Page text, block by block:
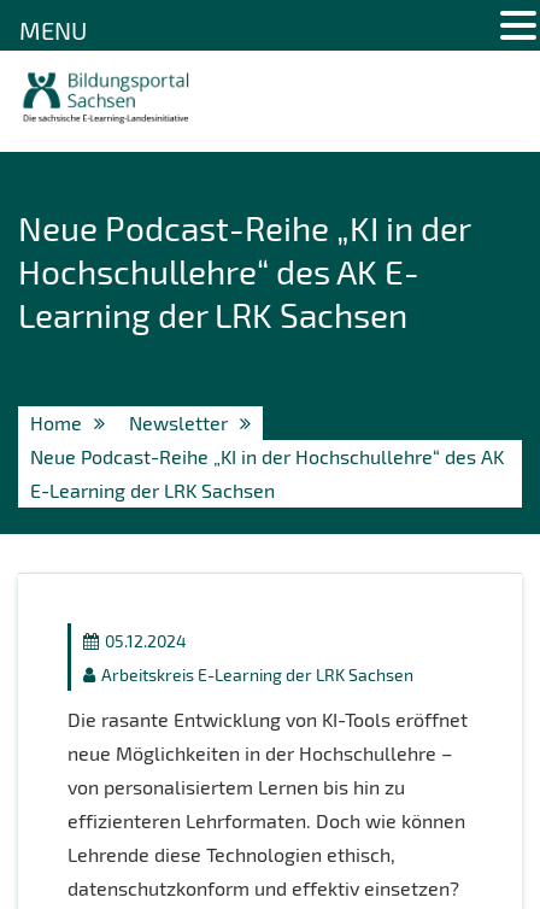
Neue Podcast-Reihe „KI in der
Hochschullehre“ des AK E-
Learning der LRK Sachsen
Home
Newsletter
Neue Podcast-Reihe „KI in der Hochschullehre“ des AK
E-Learning der LRK Sachsen
05.12.2024
Arbeitskreis E-Learning der LRK Sachsen
Die rasante Entwicklung von KI-Tools eröffnet
neue Möglichkeiten in der Hochschullehre –
von personalisiertem Lernen bis hin zu
effizienteren Lehrformaten. Doch wie können
Lehrende diese Technologien ethisch,
datenschutzkonform und effektiv einsetzen?
MENU